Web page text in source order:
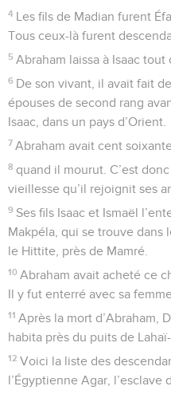
4 Les fils de Madian furent
Tous ceux-là furent
5 Abraham laissa à Isaac
6 De son vivant, il avait fait
épouses de second rang
Isaac, dans un pays d’Orient.
7 Abraham avait cent
8 quand il mourut. C’est
vieillesse qu’il rejoignit ses
9 Ses fils Isaac et Ismaël
Makpéla, qui se trouve dans
le Hittite, près de Mamré.
10 Abraham avait acheté ce
Il y fut enterré avec sa femme
11 Après la mort d’Abraham,
habita près du puits de Lahaï-
12 Voici la liste des
l’Égyptienne Agar, l’esclave